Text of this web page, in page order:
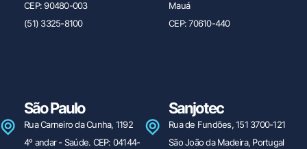
CEP: 90480-003
(51) 3325-8100
Mauá
CEP: 70610-440
São Paulo
Rua Carneiro da Cunha, 1192
4º andar - Saúde. CEP: 04144-
Sanjotec
Rua de Fundões, 151 3700-121
São João da Madeira, Portugal